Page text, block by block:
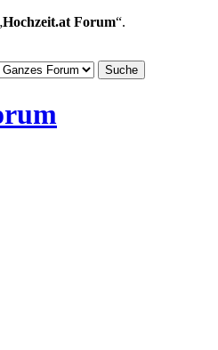
Hochzeit.at Forum“.